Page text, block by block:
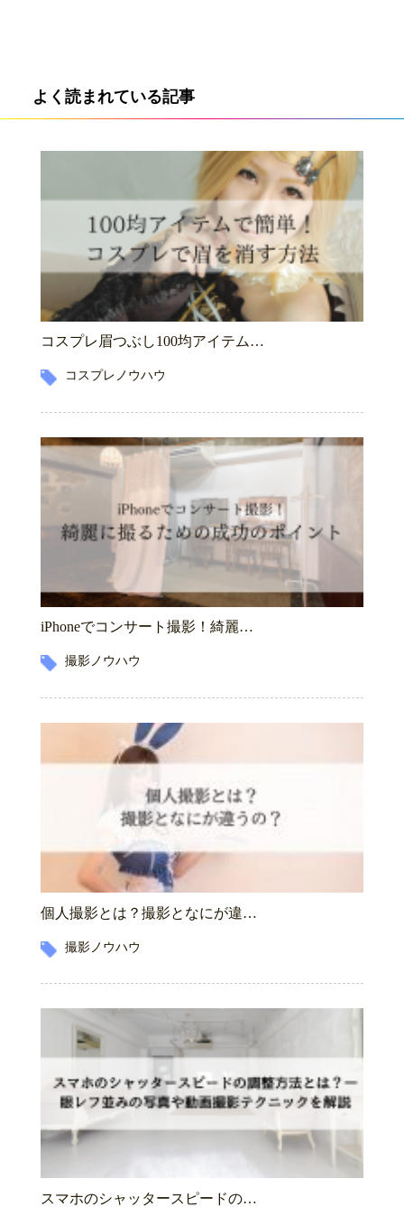
よく読まれている記事
コスプレ眉つぶし100均アイテム…
コスプレノウハウ
iPhoneでコンサート撮影！綺麗…
撮影ノウハウ
個人撮影とは？撮影となにが違…
撮影ノウハウ
スマホのシャッタースピードの…